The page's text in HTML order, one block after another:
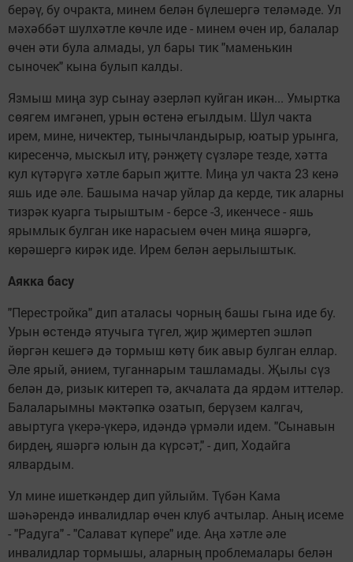
берәү, бу очракта, минем белән бүлешергә теләмәде. Ул
мәхәббәт шулхәтле көчле иде - минем өчен ир, балалар
өчен әти була алмады, ул бары тик "маменькин
сыночек" кына булып калды.
Язмыш миңа зур сынау әзерләп куйган икән... Умыртка
сөягем имгәнеп, урын өстенә егылдым. Шул чакта
ирем, мине, ничектер, тынычландырыр, юатыр урынга,
киресенчә, мыскыл итү, рәнҗетү сүзләре тезде, хәтта
кул күтәрүгә хәтле барып җитте. Миңа ул чакта 23 кенә
яшь иде әле. Башыма начар уйлар да керде, тик аларны
тизрәк куарга тырыштым - берсе -3, икенчесе - яшь
ярымлык булган ике нарасыем өчен миңа яшәргә,
көрәшергә кирәк иде. Ирем белән аерылыштык.
Аякка басу
"Перестройка" дип аталасы чорның башы гына иде бу.
Урын өстендә ятучыга түгел, җир җимертеп эшләп
йөргән кешегә дә тормыш көтү бик авыр булган еллар.
Әле ярый, әнием, туганнарым ташламады. Җылы сүз
белән дә, ризык китереп тә, акчалата да ярдәм иттеләр.
Балаларымны мәктәпкә озатып, берүзем калгач,
авыртуга үкерә-үкерә, идәндә үрмәли идем. "Сынавын
бирдең, яшәргә юлын да күрсәт," - дип, Ходайга
ялвардым.
Ул мине ишеткәндер дип уйлыйм. Түбән Кама
шәһәрендә инвалидлар өчен клуб ачтылар. Аның исеме
- "Радуга" - "Салават күпере" иде. Аңа хәтле әле
инвалидлар тормышы, аларның проблемалары белән